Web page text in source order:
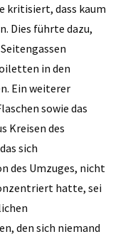
kritisiert, dass kaum
Dies führte dazu,
in den
Ein weiterer
sowie das
Kreisen des
sich
des Umzuges, nicht
hatte, sei
den sich niemand